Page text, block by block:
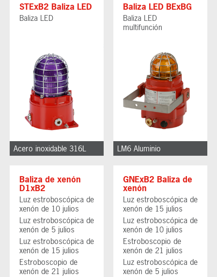
STExB2 Baliza LED
Baliza LED
Acero inoxidable 316L
Baliza LED BExBG
Baliza LED
multifunción
LM6 Aluminio
Baliza de xenón
D1xB2
Luz estroboscópica de
xenón de 10 julios
Luz estroboscópica de
xenón de 5 julios
Luz estroboscópica de
xenón de 15 julios
Estroboscopio de
xenón de 21 julios
GNExB2 Baliza de
xenón
Luz estroboscópica de
xenón de 15 julios
Luz estroboscópica de
xenón de 10 julios
Estroboscopio de
xenón de 21 julios
Luz estroboscópica de
xenón de 5 julios